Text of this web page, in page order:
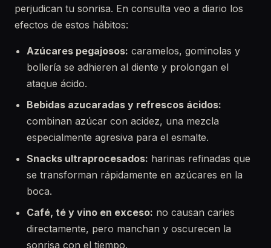
perjudican tu sonrisa. En consulta veo a diario los
efectos de estos hábitos:
Azúcares pegajosos: caramelos, gominolas y
bollería se adhieren al diente y prolongan el
ataque ácido.
Bebidas azucaradas y refrescos ácidos:
combinan azúcar con acidez, una mezcla
especialmente agresiva para el esmalte.
Snacks ultraprocesados: harinas refinadas que
se transforman rápidamente en azúcares en la
boca.
Café, té y vino en exceso: no causan caries
directamente, pero manchan y oscurecen la
sonrisa con el tiempo.